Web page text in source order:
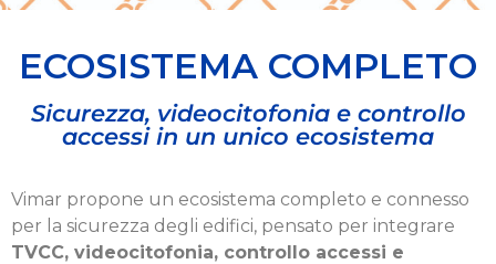
ECOSISTEMA COMPLETO
Sicurezza, videocitofonia e controllo
accessi in un unico ecosistema
Vimar propone un ecosistema completo e connesso
per la sicurezza degli edifici, pensato per integrare
TVCC, videocitofonia, controllo accessi e